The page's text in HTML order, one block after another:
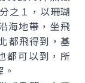
之１，以珊瑚
海地帶，坐飛
都飛得到，基
都可以到，所